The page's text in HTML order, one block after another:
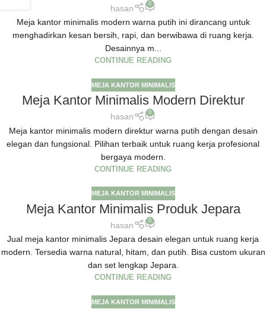
hasan 0
Meja kantor minimalis modern warna putih ini dirancang untuk
menghadirkan kesan bersih, rapi, dan berwibawa di ruang kerja.
Desainnya m...
CONTINUE READING
MEJA KANTOR MINIMALIS
Meja Kantor Minimalis Modern Direktur
hasan 0
Meja kantor minimalis modern direktur warna putih dengan desain
elegan dan fungsional. Pilihan terbaik untuk ruang kerja profesional
bergaya modern.
CONTINUE READING
MEJA KANTOR MINIMALIS
Meja Kantor Minimalis Produk Jepara
hasan 0
Jual meja kantor minimalis Jepara desain elegan untuk ruang kerja
modern. Tersedia warna natural, hitam, dan putih. Bisa custom ukuran
dan set lengkap Jepara.
CONTINUE READING
MEJA KANTOR MINIMALIS